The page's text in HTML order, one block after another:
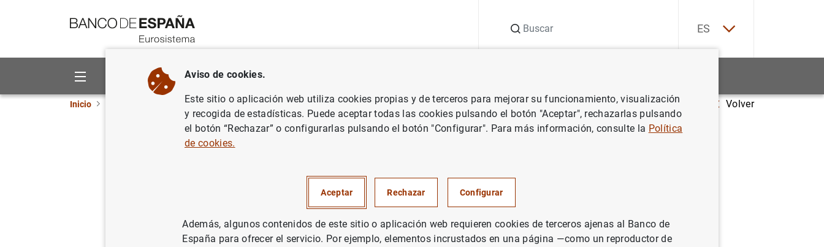
ES
Sobre el Banco Áreas de actuación
Inicio Análisis económico e investigación Boletín Económico Septiembre 2009 Volver
Septiembre 2009
Serie: Boletín Económico.
Aviso de cookies.
Este sitio o aplicación web utiliza cookies propias y de terceros para mejorar su funcionamiento, visualización
y recogida de estadísticas. Puede aceptar todas las cookies pulsando el botón "Aceptar", rechazarlas pulsando
el botón “Rechazar” o configurarlas pulsando el botón "Configurar". Para más información, consulte la Política
de cookies.
Aceptar Rechazar Configurar
Además, algunos contenidos de este sitio o aplicación web requieren cookies de terceros ajenas al Banco de
España para ofrecer el servicio. Por ejemplo, elementos incrustados en una página —como un reproductor de